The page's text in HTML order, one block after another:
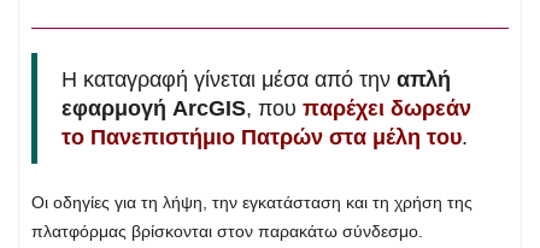
Η καταγραφή γίνεται μέσα από την απλή
εφαρμογή ArcGIS, που παρέχει δωρεάν
το Πανεπιστήμιο Πατρών στα μέλη του.
Οι οδηγίες για τη λήψη, την εγκατάσταση και τη χρήση της
πλατφόρμας βρίσκονται στον παρακάτω σύνδεσμο.